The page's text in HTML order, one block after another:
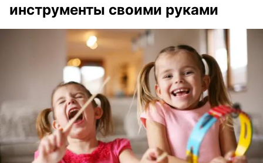
инструменты своими руками